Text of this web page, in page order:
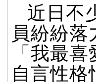
近日不
員紛紛
「我最
自言性格